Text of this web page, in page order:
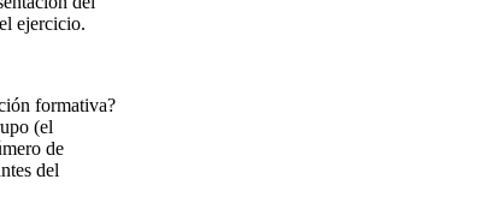
ejercicio.
formativa?
(el
de
del